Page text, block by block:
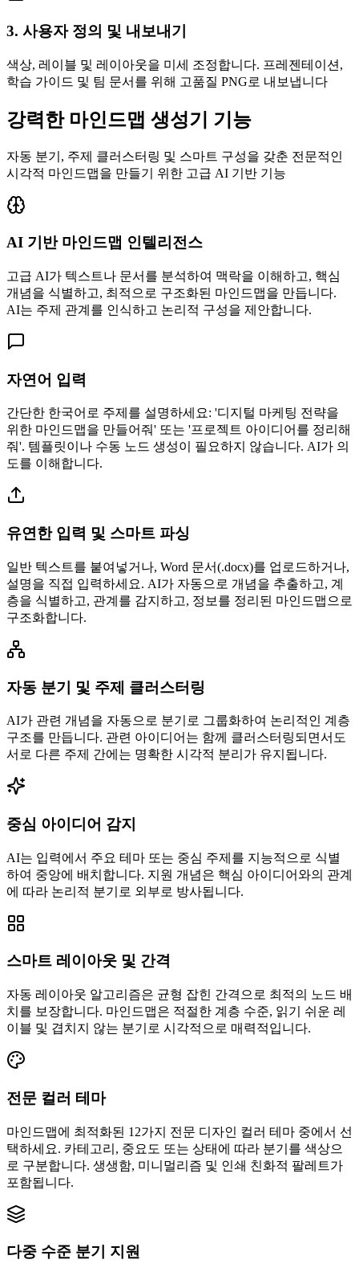
3. 사용자 정의 및 내보내기
색상, 레이블 및 레이아웃을 미세 조정합니다. 프레젠테이션,
학습 가이드 및 팀 문서를 위해 고품질 PNG로 내보냅니다
강력한 마인드맵 생성기 기능
자동 분기, 주제 클러스터링 및 스마트 구성을 갖춘 전문적인
시각적 마인드맵을 만들기 위한 고급 AI 기반 기능
AI 기반 마인드맵 인텔리전스
고급 AI가 텍스트나 문서를 분석하여 맥락을 이해하고, 핵심
개념을 식별하고, 최적으로 구조화된 마인드맵을 만듭니다.
AI는 주제 관계를 인식하고 논리적 구성을 제안합니다.
자연어 입력
간단한 한국어로 주제를 설명하세요: '디지털 마케팅 전략을
위한 마인드맵을 만들어줘' 또는 '프로젝트 아이디어를 정리해
줘'. 템플릿이나 수동 노드 생성이 필요하지 않습니다. AI가 의
도를 이해합니다.
유연한 입력 및 스마트 파싱
일반 텍스트를 붙여넣거나, Word 문서(.docx)를 업로드하거나,
설명을 직접 입력하세요. AI가 자동으로 개념을 추출하고, 계
층을 식별하고, 관계를 감지하고, 정보를 정리된 마인드맵으로
구조화합니다.
자동 분기 및 주제 클러스터링
AI가 관련 개념을 자동으로 분기로 그룹화하여 논리적인 계층
구조를 만듭니다. 관련 아이디어는 함께 클러스터링되면서도
서로 다른 주제 간에는 명확한 시각적 분리가 유지됩니다.
중심 아이디어 감지
AI는 입력에서 주요 테마 또는 중심 주제를 지능적으로 식별
하여 중앙에 배치합니다. 지원 개념은 핵심 아이디어와의 관계
에 따라 논리적 분기로 외부로 방사됩니다.
스마트 레이아웃 및 간격
자동 레이아웃 알고리즘은 균형 잡힌 간격으로 최적의 노드 배
치를 보장합니다. 마인드맵은 적절한 계층 수준, 읽기 쉬운 레
이블 및 겹치지 않는 분기로 시각적으로 매력적입니다.
전문 컬러 테마
마인드맵에 최적화된 12가지 전문 디자인 컬러 테마 중에서 선
택하세요. 카테고리, 중요도 또는 상태에 따라 분기를 색상으
로 구분합니다. 생생함, 미니멀리즘 및 인쇄 친화적 팔레트가
포함됩니다.
다중 수준 분기 지원